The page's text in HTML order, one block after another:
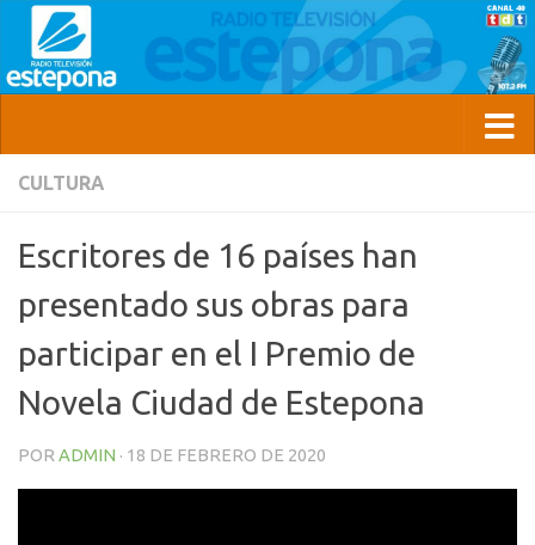
CULTURA
Escritores de 16 países han
presentado sus obras para
participar en el I Premio de
Novela Ciudad de Estepona
POR ADMIN · 18 DE FEBRERO DE 2020